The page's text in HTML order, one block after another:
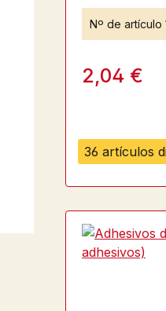
36 artículos
Nº de artículo
2,04 €